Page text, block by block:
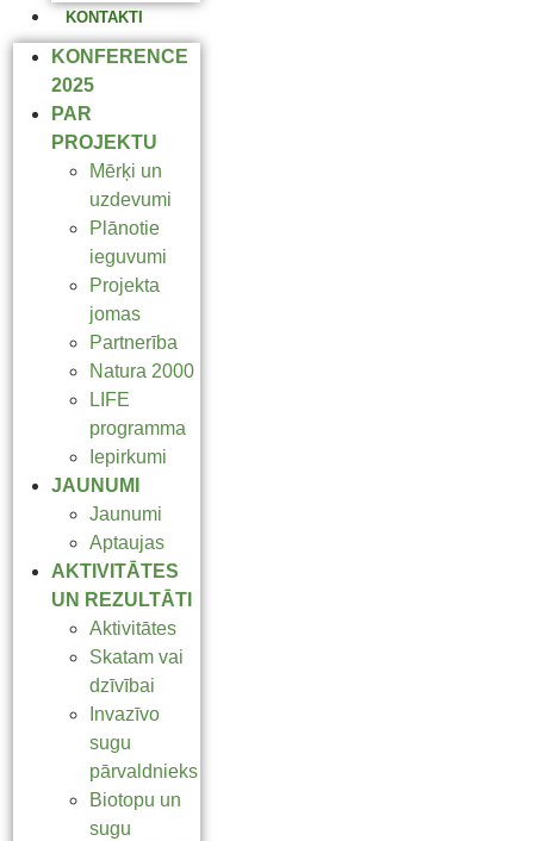
KONTAKTI
KONFERENCE
2025
PAR
PROJEKTU
Mērķi un
uzdevumi
Plānotie
ieguvumi
Projekta
jomas
Partnerība
Natura 2000
LIFE
programma
Iepirkumi
JAUNUMI
Jaunumi
Aptaujas
AKTIVITĀTES
UN REZULTĀTI
Aktivitātes
Skatam vai
dzīvībai
Invazīvo
sugu
pārvaldnieks
Biotopu un
sugu